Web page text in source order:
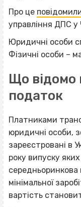
Про це
управління ДПС у
Юридичні особи
Фізичні особи –
Що відомо
податок
Платниками
юридичні особи,
зареєстровані в
року випуску
середньоринкова
мінімальної
вартість